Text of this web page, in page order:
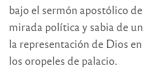
bajo el sermón apostólico
mirada política y sabia de
la representación de Dios
los oropeles de palacio.